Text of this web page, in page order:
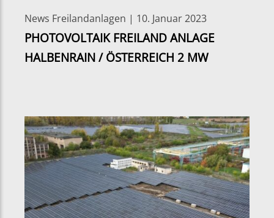
News Freilandanlagen | 10. Januar 2023
PHOTOVOLTAIK FREILAND ANLAGE
HALBENRAIN / ÖSTERREICH 2 MW